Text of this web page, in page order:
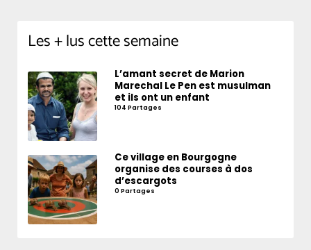
Les + lus cette semaine
L’amant secret de Marion
Marechal Le Pen est musulman
et ils ont un enfant
104 Partages
Ce village en Bourgogne
organise des courses à dos
d’escargots
0 Partages